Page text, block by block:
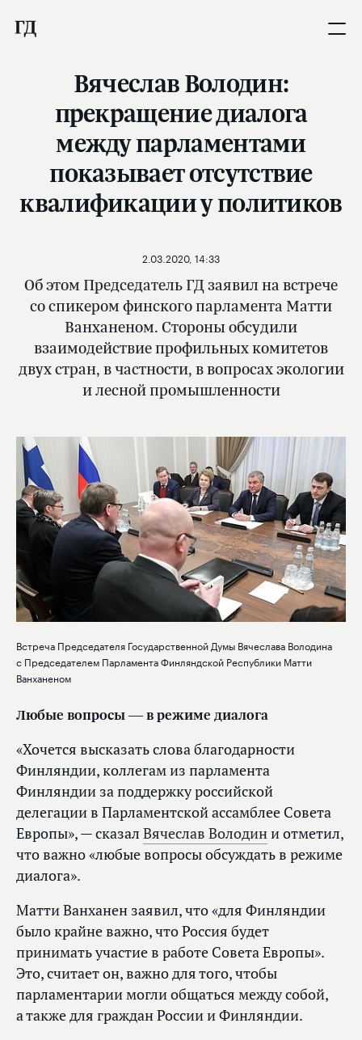
Вячеслав Володин:
прекращение диалога
между парламентами
показывает отсутствие
квалификации у политиков
Об этом Председатель ГД заявил на встрече
со спикером финского парламента Матти
Ванханеном. Стороны обсудили
взаимодействие профильных комитетов
двух стран, в частности, в вопросах экологии
и лесной промышленности
2.03.2020, 14:33
Встреча Председателя Государственной Думы Вячеслава Володина
с Председателем Парламента Финляндской Республики Матти
Ванханеном
Любые вопросы — в режиме диалога
«Хочется высказать слова благодарности
Финляндии, коллегам из парламента
Финляндии за поддержку российской
делегации в Парламентской ассамблее Совета
Европы», — сказал Вячеслав Володини отметил,
что важно «любые вопросы обсуждать в режиме
диалога».
Матти Ванханен заявил, что «для Финляндии
было крайне важно, что Россия будет
принимать участие в работе Совета Европы».
Это, считает он, важно для того, чтобы
парламентарии могли общаться между собой,
а также для граждан России и Финляндии.